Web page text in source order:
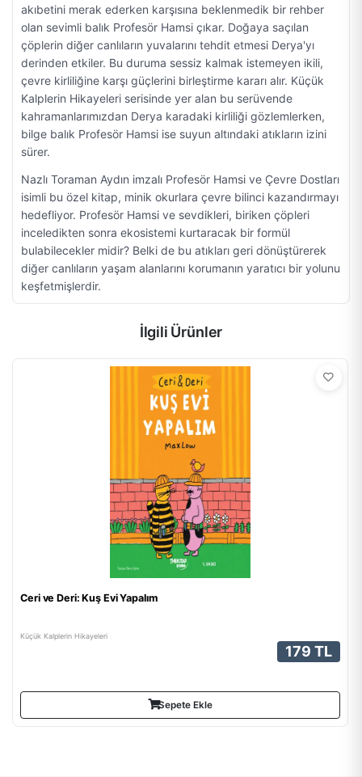
akıbetini merak ederken karşısına beklenmedik bir rehber
olan sevimli balık Profesör Hamsi çıkar. Doğaya saçılan
çöplerin diğer canlıların yuvalarını tehdit etmesi Derya'yı
derinden etkiler. Bu duruma sessiz kalmak istemeyen ikili,
çevre kirliliğine karşı güçlerini birleştirme kararı alır. Küçük
Kalplerin Hikayeleri serisinde yer alan bu serüvende
kahramanlarımızdan Derya karadaki kirliliği gözlemlerken,
bilge balık Profesör Hamsi ise suyun altındaki atıkların izini
sürer.
Nazlı Toraman Aydın imzalı Profesör Hamsi ve Çevre Dostları
isimli bu özel kitap, minik okurlara çevre bilinci kazandırmayı
hedefliyor. Profesör Hamsi ve sevdikleri, biriken çöpleri
inceledikten sonra ekosistemi kurtaracak bir formül
bulabilecekler midir? Belki de bu atıkları geri dönüştürerek
diğer canlıların yaşam alanlarını korumanın yaratıcı bir yolunu
keşfetmişlerdir.
İlgili Ürünler
Ceri ve Deri: Kuş Evi Yapalım
Küçük Kalplerin Hikayeleri
179 TL
Sepete Ekle